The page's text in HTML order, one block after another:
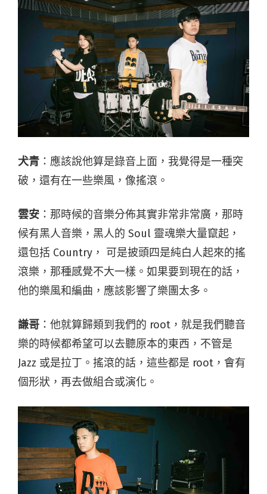
犬青 ：應該說他算是錄音上面，我覺得是一種突
破，還有在一些樂風，像搖滾。
雲安 ：那時候的音樂分佈其實非常非常廣，那時
候有黑人音樂，黑人的 Soul 靈魂樂大量竄起，
還包括 Country， 可是披頭四是純白人起來的搖
滾樂，那種感覺不大一樣。如果要到現在的話，
他的樂風和編曲，應該影響了樂團太多。
謙哥 ：他就算歸類到我們的 root，就是我們聽音
樂的時候都希望可以去聽原本的東西，不管是
Jazz 或是拉丁。搖滾的話，這些都是 root，會有
個形狀，再去做組合或演化。